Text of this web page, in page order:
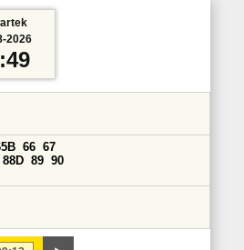
66 67
88D 89 90
2026